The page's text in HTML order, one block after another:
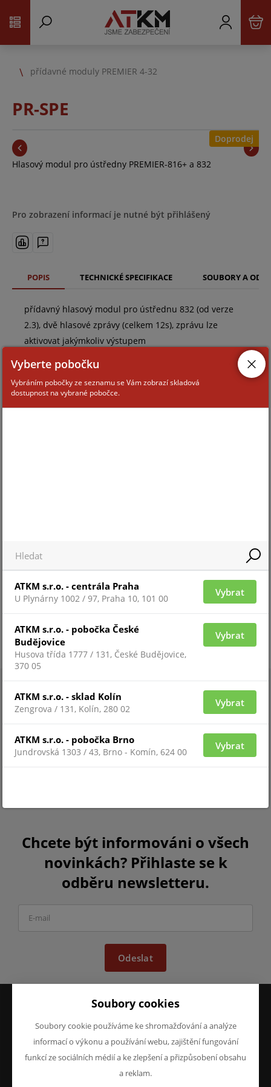
přídavné moduly PREMIER 4-32
PR-SPE
Hlasový modul pro ústředny PREMIER-816+ a 832
Pro zobrazení informací je nutné být přihlášený
Doprodej
POPIS TECHNICKÉ SPECIFIKACE SOUBORY A
přídavný hlasový modul pro ústřednu 832 (od verze
2.3), dvě hlasové zprávy (celkem 12s), zprávu lze
aktivovat jakýmkoliv výstupem
ZAŘAZENÍ ZBOŽÍ
Chcete být informováni o všech
novinkách? Přihlaste se k
odběru newsletteru.
Odeslat
VŠE O NÁKUPU
Obchodní podmínky
Reklamace
O FIRMĚ
O nás
Kontakty
Soubory cookies
Soubory cookie používáme ke shromažďování a analýze
informací o výkonu a používání webu, zajištění fungování
funkcí ze sociálních médií a ke zlepšení a přizpůsobení obsahu
a reklam.
Vyberte pobočku
Vybráním pobočky ze seznamu se Vám zobrazí skladová
dostupnost na vybrané pobočce.
ATKM s.r.o. - centrála Praha
U Plynárny 1002 / 97, Praha 10, 101 00
Vybrat
ATKM s.r.o. - pobočka České
Budějovice
Husova třída 1777 / 131, České Budějovice,
370 05
Vybrat
ATKM s.r.o. - sklad Kolín
Zengrova / 131, Kolín, 280 02
Vybrat
ATKM s.r.o. - pobočka Brno
Jundrovská 1303 / 43, Brno - Komín, 624 00
Vybrat